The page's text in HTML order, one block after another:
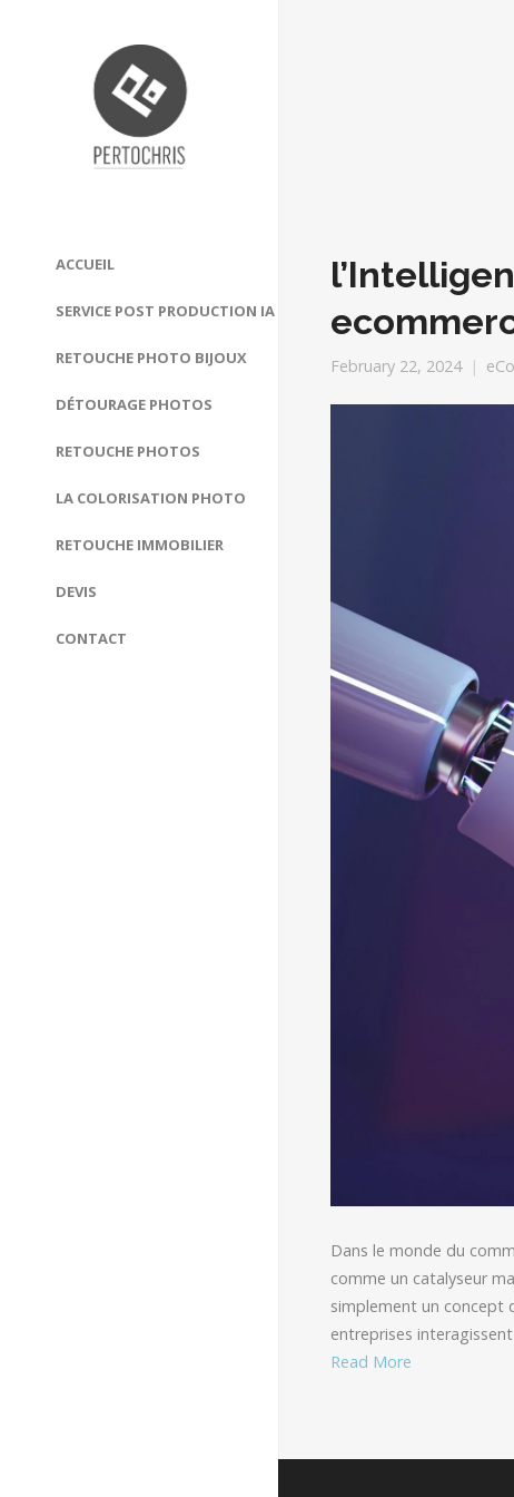
ACCUEIL
SERVICE POST PRODUCTION IA
RETOUCHE PHOTO BIJOUX
DÉTOURAGE PHOTOS
RETOUCHE PHOTOS
LA COLORISATION PHOTO
RETOUCHE IMMOBILIER
DEVIS
CONTACT
February 22, 2024
Dans le monde du
comme un catalyseur
simplement un concept
entreprises
Read More